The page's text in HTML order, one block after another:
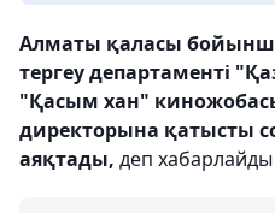
Алматы қаласы
тергеу департаменті
"Қасым хан"
директорына қатысты
аяқтады, деп хабарлайды